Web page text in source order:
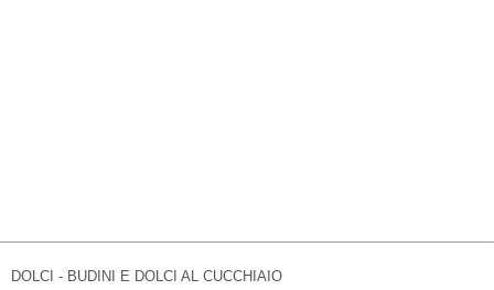
DOLCI - BUDINI E DOLCI AL CUCCHIAIO